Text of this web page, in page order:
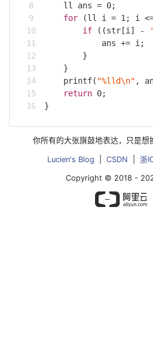
    ll ans =
0;
for (ll i = 1 ; i
if ((str[i] -
            ans += i;
        }
    }
printf( "%lld\n" ,
return 0;
}
你所有的大张旗鼓地表达，只是想
Lucien's Blog CSDN 浙
Copyright © 2018 -